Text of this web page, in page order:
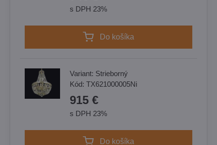
s DPH 23%
Do košíka
Variant: Strieborný
Kód: TX621000005Ni
915 €
s DPH 23%
Do košíka